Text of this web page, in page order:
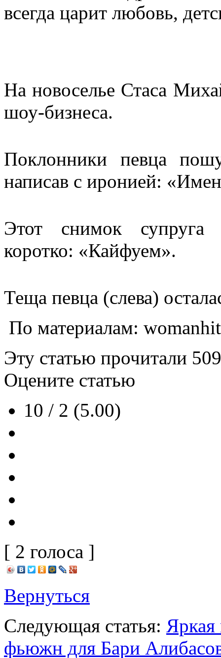
всегда царит любовь,
На новоселье Стаса
шоу-бизнеса.
Поклонники певца
написав с иронией:
Этот снимок супруга
коротко: «Кайфуем».
Теща певца (слева)
По материалам:
Эту статью прочитали
Оцените статью
10 / 2 (5.00)
[ 2 голоса ]
Вернуться
Следующая статья: Яркая
фьюжн для Бари